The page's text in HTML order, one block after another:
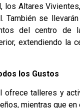
los Altares
También se
del centro de
extendiendo la
los Gustos
ofrece talleres y
mientras que